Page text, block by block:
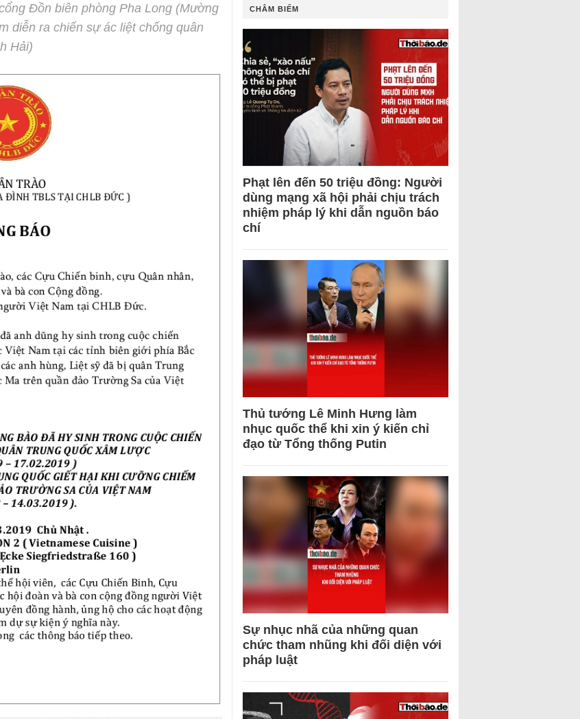
Đồn biên phòng Pha Long (Mường
diễn ra chiến sự ác liệt chống quân
Hải)
CHÂM BIẾM
Phạt lên đến 50 triệu đồng: Người
dùng mạng xã hội phải chịu trách
nhiệm pháp lý khi dẫn nguồn báo
chí
Thủ tướng Lê Minh Hưng làm
nhục quốc thể khi xin ý kiến chỉ
đạo từ Tổng thống Putin
Sự nhục nhã của những quan
chức tham nhũng khi đối diện với
pháp luật